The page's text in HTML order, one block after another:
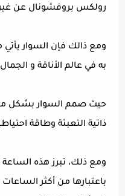
رولكس بروفشونال عن
ومع ذالك فإن السوار
به في عالم الأناقة و
حيث صمم السوار بشكل
ذاتية التعبئة وطاقة احتياطية تصل الى
ومع ذلك، تبرز هذه
باعتبارها من أكثر